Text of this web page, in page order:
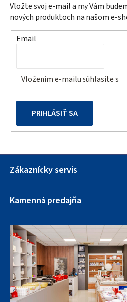
Vložte svoj e-mail a my Vám
nových produktoch na našom e-
Email
Vložením e-mailu súhlasíte s
PRIHLÁSIŤ SA
Zákaznícky servis
Kamenná predajňa